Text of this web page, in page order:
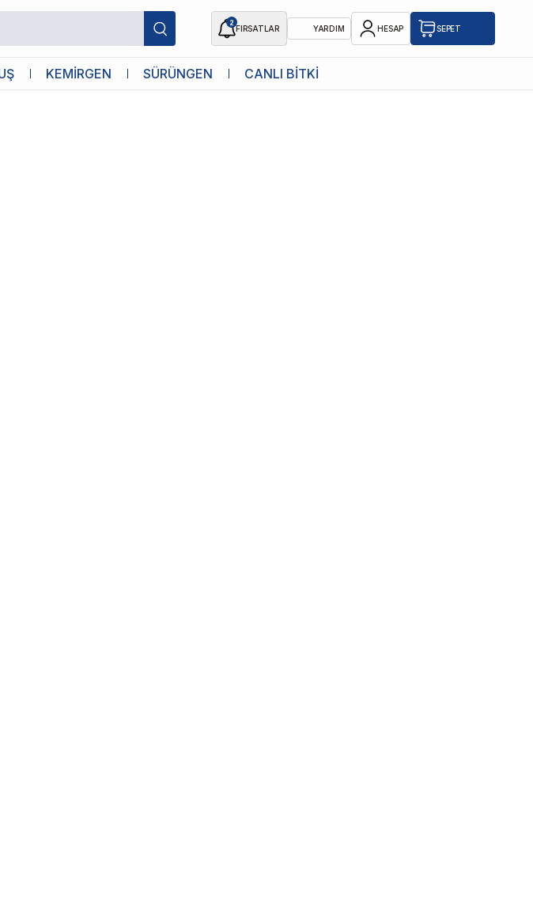
2
FIRSATLAR YARDIM HESAP SEPET
KEMİRGEN SÜRÜNGEN CANLI BİTKİ
Hem Sağlıklı Mamalar Bu Yazıda!